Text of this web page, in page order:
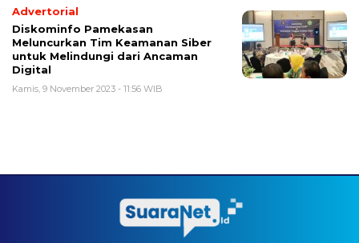
Advertorial
Diskominfo Pamekasan
Meluncurkan Tim Keamanan Siber
untuk Melindungi dari Ancaman
Digital
Kamis, 9 November 2023 - 11:56 WIB